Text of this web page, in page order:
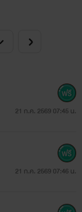
21 ก.ค. 2569 07:45 น.
21 ก.ค. 2569 07:46 น.